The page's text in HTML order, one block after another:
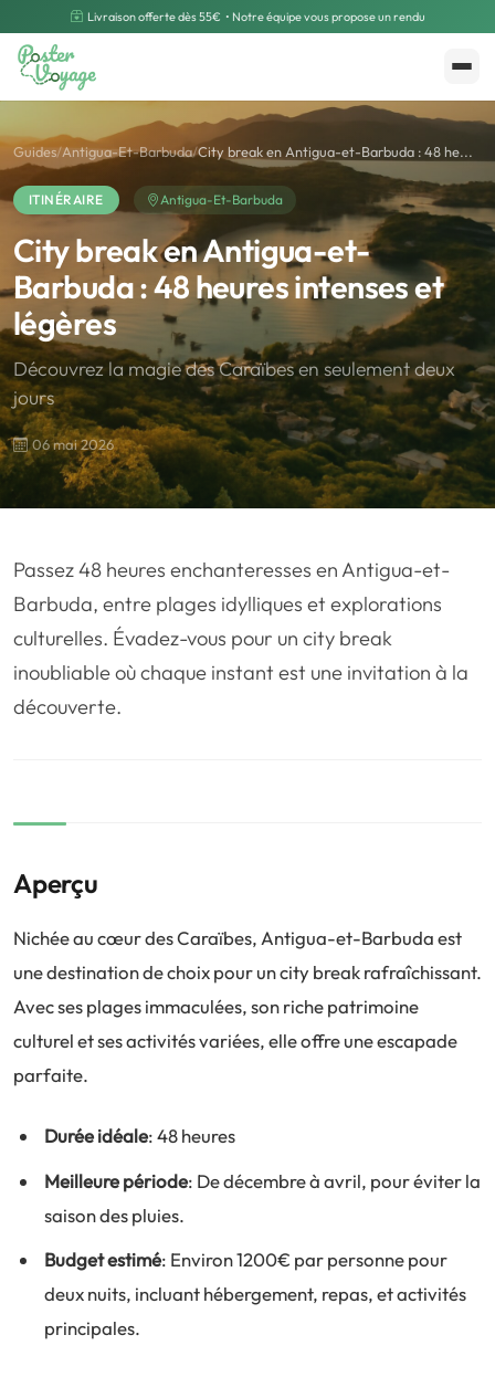
Livraison offerte dès 55€ • Notre équipe vous propose un rendu
Créer mon souvenir
🌍Road Trip et Pays 🌆Les villes
🚢Croisière 🎢 Parc d'attraction
Guides/Antigua-Et-Barbuda/City break en Antigua-et-Barbuda : 48 he...
ITINÉRAIRE Antigua-Et-Barbuda
City break en Antigua-et-
Barbuda : 48 heures intenses et
légères
Découvrez la magie des Caraïbes en seulement deux
jours
06 mai 2026
Passez 48 heures enchanteresses en Antigua-et-
Barbuda, entre plages idylliques et explorations
culturelles. Évadez-vous pour un city break
inoubliable où chaque instant est une invitation à la
découverte.
Aperçu
Nichée au cœur des Caraïbes, Antigua-et-Barbuda est
une destination de choix pour un city break rafraîchissant.
Avec ses plages immaculées, son riche patrimoine
culturel et ses activités variées, elle offre une escapade
parfaite.
Durée idéale: 48 heures
Meilleure période: De décembre à avril, pour éviter la
saison des pluies.
Budget estimé: Environ 1200€ par personne pour
deux nuits, incluant hébergement, repas, et activités
principales.